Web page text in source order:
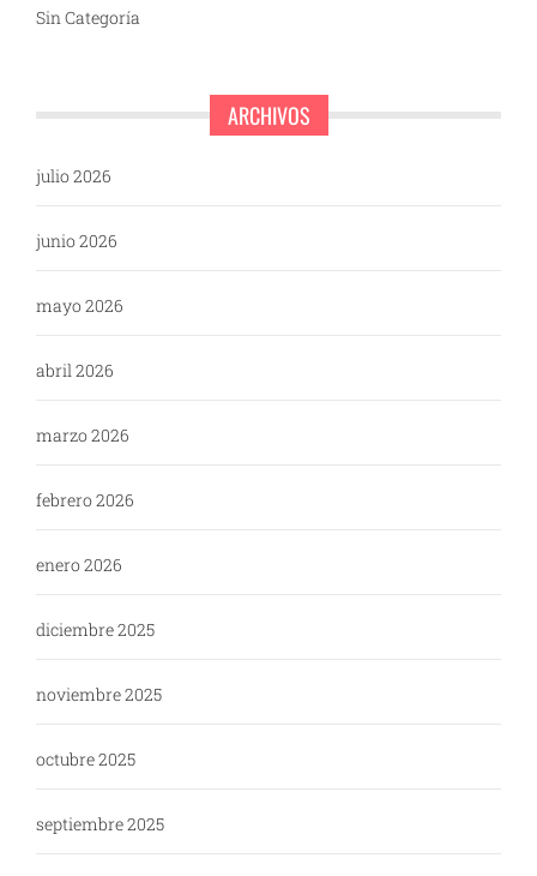
Sin Categoría
ARCHIVOS
julio 2026
junio 2026
mayo 2026
abril 2026
marzo 2026
febrero 2026
enero 2026
diciembre 2025
noviembre 2025
octubre 2025
septiembre 2025